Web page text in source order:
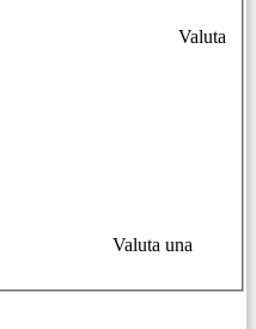
Valuta
Valuta una